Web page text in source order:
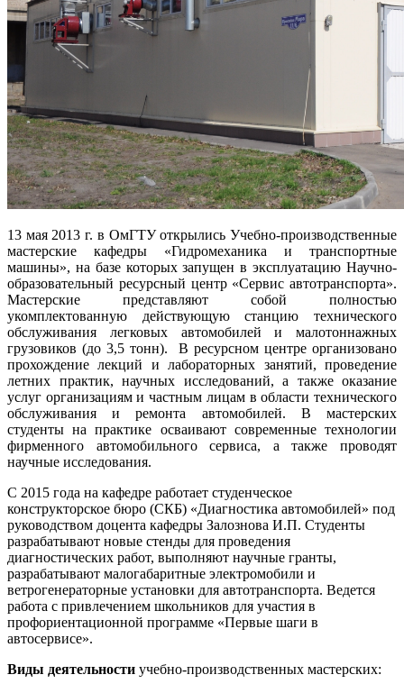
13 мая 2013 г. в ОмГТУ открылись Учебно-производственные
мастерские кафедры «Гидромеханика и транспортные
машины», на базе которых запущен в эксплуатацию Научно-
образовательный ресурсный центр «Сервис автотранспорта».
Мастерские представляют собой полностью
укомплектованную действующую станцию технического
обслуживания легковых автомобилей и малотоннажных
грузовиков (до 3,5 тонн). В ресурсном центре организовано
прохождение лекций и лабораторных занятий, проведение
летних практик, научных исследований, а также оказание
услуг организациям и частным лицам в области технического
обслуживания и ремонта автомобилей. В мастерских
студенты на практике осваивают современные технологии
фирменного автомобильного сервиса, а также проводят
научные исследования.
С 2015 года на кафедре работает студенческое
конструкторское бюро (СКБ) «Диагностика автомобилей» под
руководством доцента кафедры Залознова И.П. Студенты
разрабатывают новые стенды для проведения
диагностических работ, выполняют научные гранты,
разрабатывают малогабаритные электромобили и
ветрогенераторные установки для автотранспорта. Ведется
работа с привлечением школьников для участия в
профориентационной программе «Первые шаги в
автосервисе».
Виды деятельности учебно-производственных мастерских: